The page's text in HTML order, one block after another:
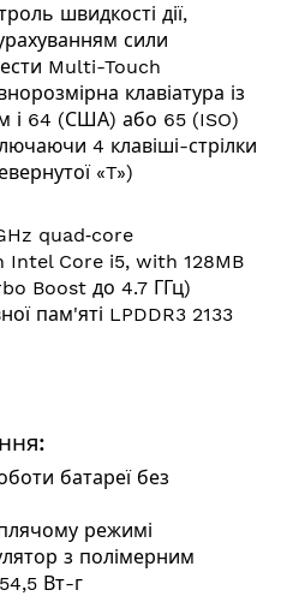
швидкості дії,
сили
Multi-Touch
клавіатура із
і 64 (США) або 65 (ISO)
4 клавіші-стрілки
«T»)
quad‑core
Intel Core i5, with 128MB
Boost до 4.7 ГГц)
пам'яті LPDDR3 2133
батареї без
режимі
з полімерним
Вт-г